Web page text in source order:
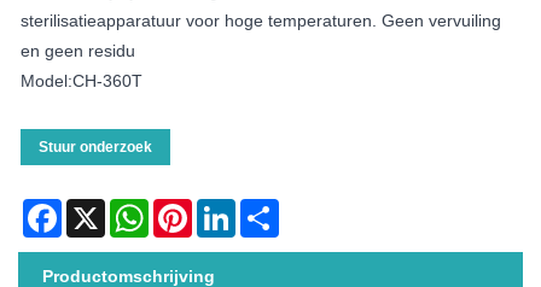
sterilisatieapparatuur voor hoge temperaturen. Geen vervuiling
en geen residu
Model:CH-360T
Stuur onderzoek
Facebook
X WhatsAppPinterestLinkedIn
Productomschrijving